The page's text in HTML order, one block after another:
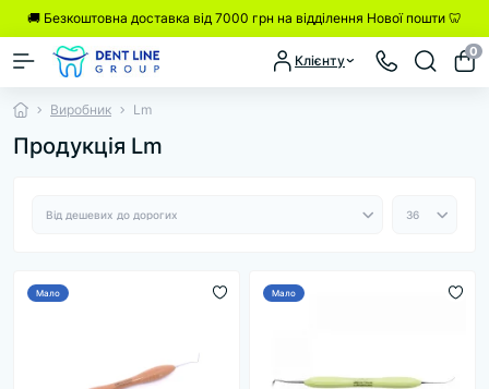
🚚 Безкоштовна доставка від 7000 грн на відділення Нової пошти 🦷
Клієнту
0
Виробник Lm
Продукція Lm
Мало Мало